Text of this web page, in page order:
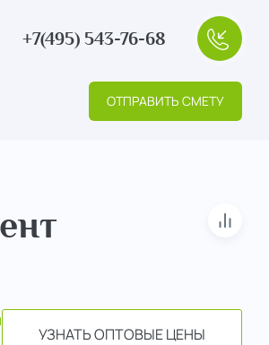
+7(495) 543-76-68
ОТПРАВИТЬ СМЕТУ
В
УЗНАТЬ ОПТОВЫЕ ЦЕНЫ